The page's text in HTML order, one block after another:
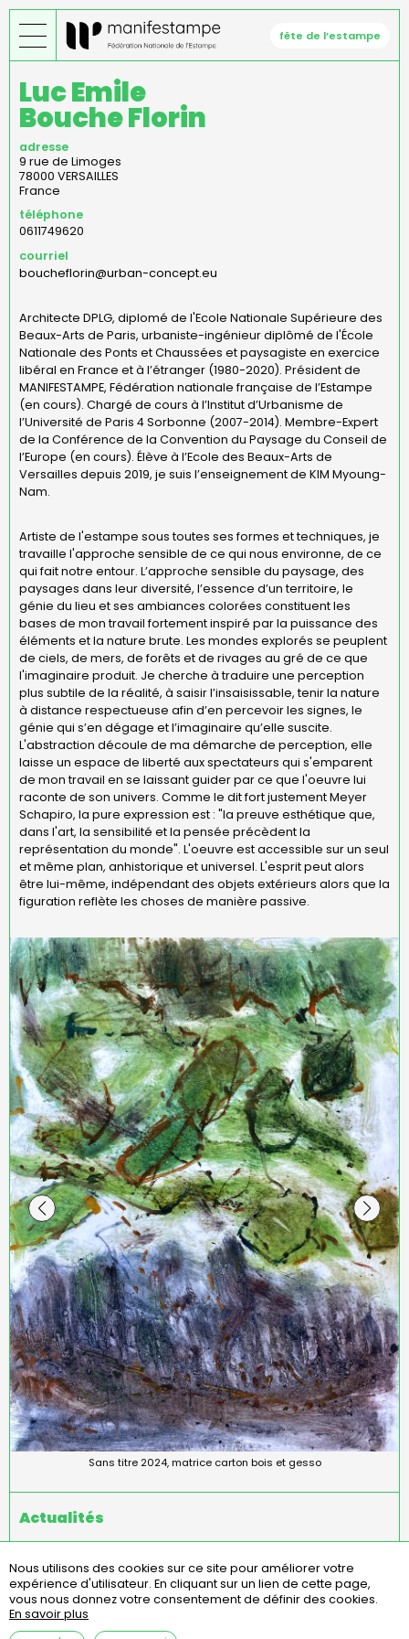
Aller
au
contenu
fête de l’estampe
Luc Emile
Bouche Florin
adresse
9 rue de Limoges
78000 VERSAILLES
France
téléphone
0611749620
courriel
boucheflorin@urban-concept.eu
Architecte DPLG, diplomé de l'Ecole Nationale Supérieure des
Beaux-Arts de Paris, urbaniste-ingénieur diplômé de l'École
Nationale des Ponts et Chaussées et paysagiste en exercice
libéral en France et à l’étranger (1980-2020). Président de
MANIFESTAMPE, Fédération nationale française de l’Estampe
(en cours). Chargé de cours à l’Institut d’Urbanisme de
l’Université de Paris 4 Sorbonne (2007-2014). Membre-Expert
de la Conférence de la Convention du Paysage du Conseil de
l’Europe (en cours). Élève à l’Ecole des Beaux-Arts de
Versailles depuis 2019, je suis l’enseignement de KIM Myoung-
Nam.
Artiste de l'estampe sous toutes ses formes et techniques, je
travaille l'approche sensible de ce qui nous environne, de ce
qui fait notre entour. L’approche sensible du paysage, des
paysages dans leur diversité, l’essence d’un territoire, le
génie du lieu et ses ambiances colorées constituent les
bases de mon travail fortement inspiré par la puissance des
éléments et la nature brute. Les mondes explorés se peuplent
de ciels, de mers, de forêts et de rivages au gré de ce que
l'imaginaire produit. Je cherche à traduire une perception
plus subtile de la réalité, à saisir l’insaisissable, tenir la nature
à distance respectueuse afin d’en percevoir les signes, le
génie qui s’en dégage et l’imaginaire qu’elle suscite.
L'abstraction découle de ma démarche de perception, elle
laisse un espace de liberté aux spectateurs qui s'emparent
de mon travail en se laissant guider par ce que l'oeuvre lui
raconte de son univers. Comme le dit fort justement Meyer
Schapiro, la pure expression est : "la preuve esthétique que,
dans l'art, la sensibilité et la pensée précèdent la
représentation du monde". L'oeuvre est accessible sur un seul
et même plan, anhistorique et universel. L'esprit peut alors
être lui-même, indépendant des objets extérieurs alors que la
figuration reflète les choses de manière passive.
Sans titre 2024, carton bois
Sans titre 2024, matrice carton bois et gesso
Actualités
Menu
Pied
de
missions statuts
règlement intérieur
assemblées générales
mentions légales
Nous utilisons des cookies sur ce site pour améliorer votre
expérience d'utilisateur. En cliquant sur un lien de cette page,
vous nous donnez votre consentement de définir des cookies.
En savoir plus